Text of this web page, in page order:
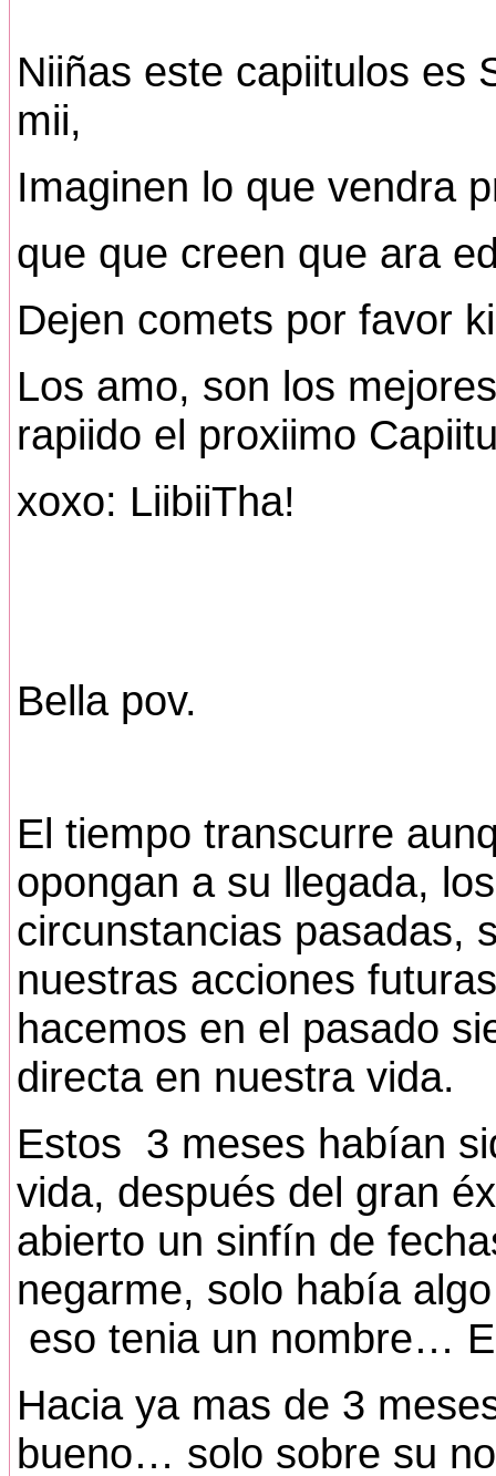
Niiñas este capiitulos es
mii,
Imaginen lo que vendra
que que creen que ara
Dejen comets por favor
Los amo, son los
rapiido el proxiimo
xoxo: LiibiiTha!
Bella pov.
El tiempo transcurre
opongan a su llegada,
circunstancias pasadas,
nuestras acciones
hacemos en el pasado
directa en nuestra vida.
Estos 3 meses habían
vida, después del gran
abierto un sinfín de
negarme, solo había
eso tenia un nombre…
Hacia ya mas de 3
bueno… solo sobre su